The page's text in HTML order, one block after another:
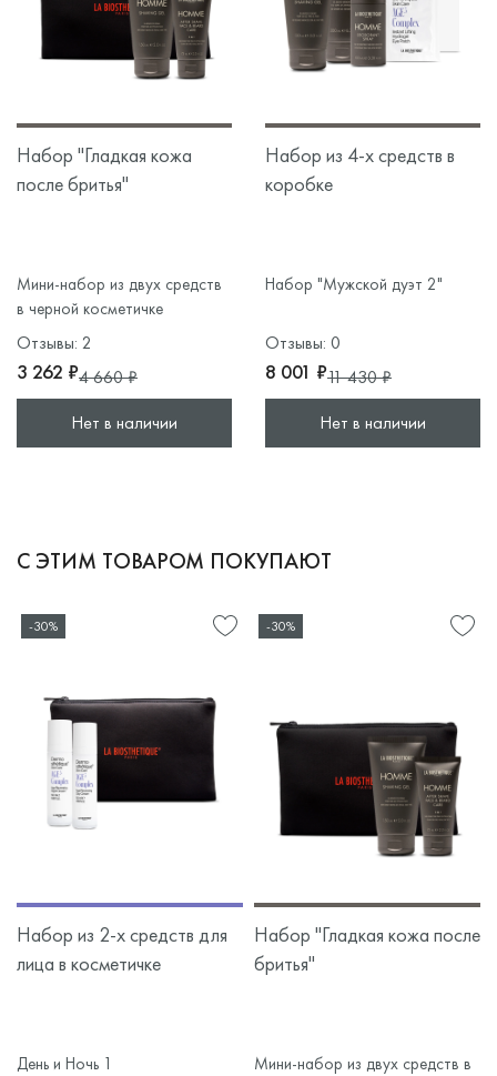
Набор "Гладкая кожа
после бритья"
Мини-набор из двух средств
в черной косметичке
Отзывы: 2
3 262 ₽4 660 ₽
Нет в наличии
Набор из 4-х средств в
коробке
Набор "Мужской дуэт 2"
Отзывы: 0
8 001 ₽11 430 ₽
Нет в наличии
С ЭТИМ ТОВАРОМ ПОКУПАЮТ
-30%
Набор из 2-х средств для
лица в косметичке
День и Ночь 1
-30%
Набор "Гладкая кожа после
бритья"
Мини-набор из двух средств в